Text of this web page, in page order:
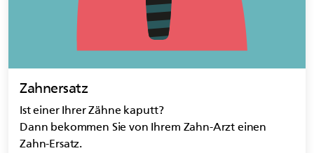
Zahnersatz
Ist einer Ihrer Zähne kaputt?
Dann bekommen Sie von Ihrem Zahn-Arzt einen
Zahn-Ersatz.